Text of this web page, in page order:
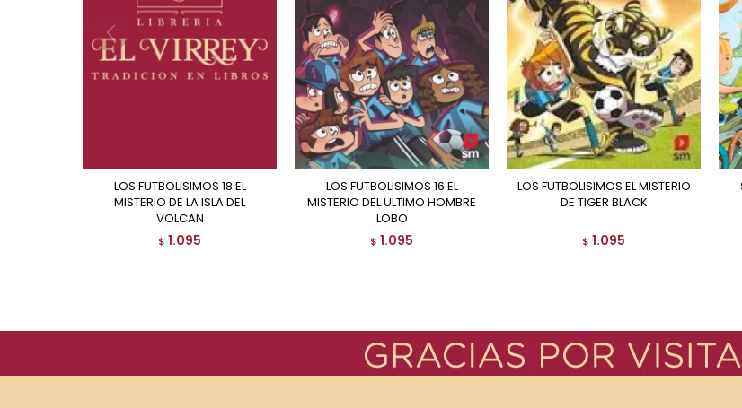
LOS FUTBOLISIMOS 18 EL
MISTERIO DE LA ISLA DEL
VOLCAN
$ 1.095
LOS FUTBOLISIMOS 16 EL
MISTERIO DEL ULTIMO HOMBRE
LOBO
$ 1.095
LOS FUTBOLISIMOS EL MISTERIO
DE TIGER BLACK
$ 1.095